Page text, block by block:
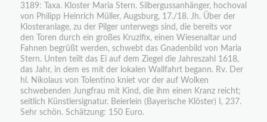
3189: Taxa. Kloster Maria Stern. Silbergussanhänger, hochoval
von Philipp Heinrich Müller, Augsburg, 17./18. Jh. Über der
Klosteranlage, zu der Pilger unterwegs sind, die bereits vor
den Toren durch ein großes Kruzifix, einen Wiesenaltar und
Fahnen begrüßt werden, schwebt das Gnadenbild von Maria
Stern. Unten teilt das Ei auf dem Ziegel die Jahreszahl 1618,
das Jahr, in dem es mit der lokalen Wallfahrt begann. Rv. Der
hl. Nikolaus von Tolentino kniet vor der auf Wolken
schwebenden Jungfrau mit Kind, die ihm einen Kranz reicht;
seitlich Künstlersignatur. Beierlein (Bayerische Klöster) I, 237.
Sehr schön. Schätzung: 150 Euro.